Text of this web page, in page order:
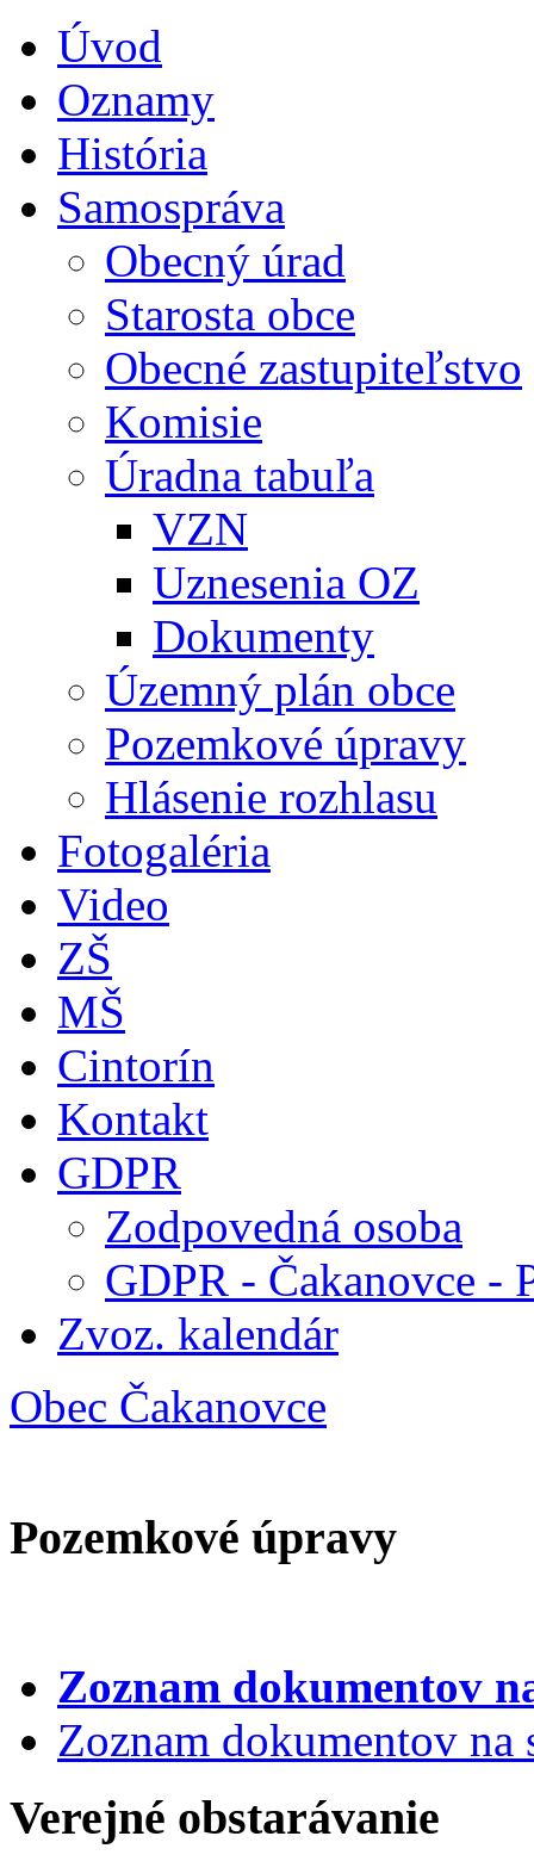
Úvod
Oznamy
História
Samospráva
Obecný úrad
Starosta obce
Obecné zastupiteľstvo
Komisie
Úradna tabuľa
VZN
Uznesenia OZ
Dokumenty
Územný plán obce
Pozemkové úpravy
Hlásenie rozhlasu
Fotogaléria
Video
ZŠ
MŠ
Cintorín
Kontakt
GDPR
Zodpovedná osoba
GDPR - Čakanovce -
Zvoz. kalendár
Obec Čakanovce
Pozemkové úpravy
Zoznam dokumentov
Zoznam dokumentov
Verejné obstarávanie